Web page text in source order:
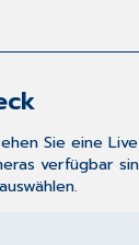
Sie eine
verfügbar